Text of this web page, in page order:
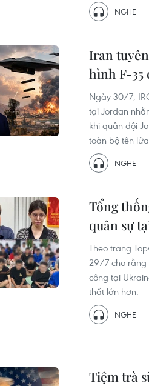
NGHE
Iran
hình F-35
Ngày 30/7,
tại Jordan
khi quân đội
toàn bộ tên
NGHE
Tổng
quân sự
Theo trang
29/7 cho rằng
công tại
thất lớn hơn.
NGHE
Tiệm trà